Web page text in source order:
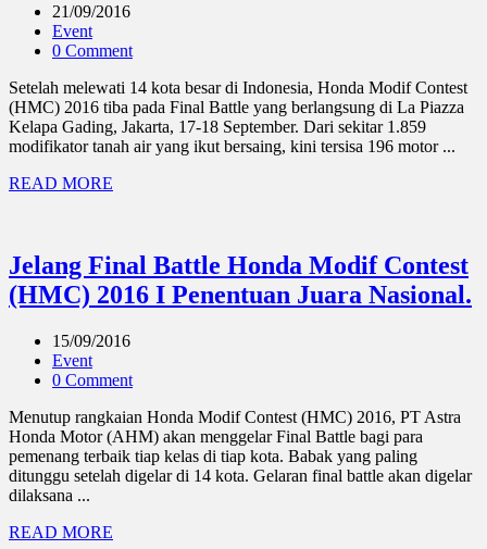
21/09/2016
Event
0 Comment
Setelah melewati 14 kota besar di Indonesia, Honda Modif Contest
(HMC) 2016 tiba pada Final Battle yang berlangsung di La Piazza
Kelapa Gading, Jakarta, 17-18 September. Dari sekitar 1.859
modifikator tanah air yang ikut bersaing, kini tersisa 196 motor ...
READ MORE
Jelang Final Battle Honda Modif Contest
(HMC) 2016 I Penentuan Juara Nasional.
15/09/2016
Event
0 Comment
Menutup rangkaian Honda Modif Contest (HMC) 2016, PT Astra
Honda Motor (AHM) akan menggelar Final Battle bagi para
pemenang terbaik tiap kelas di tiap kota. Babak yang paling
ditunggu setelah digelar di 14 kota. Gelaran final battle akan digelar
dilaksana ...
READ MORE